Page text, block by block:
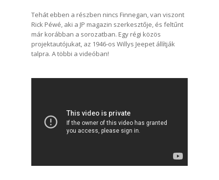
Tehát ebben a részben nincs Finnegan, van viszont
Rick Péwé, aki a JP magazin szerkesztője, és feltűnt
már korábban a sorozatban. Egy régi közös
projektautójukat, az 1946-os Willys Jeepet állítják
talpra. A többi a videóban!